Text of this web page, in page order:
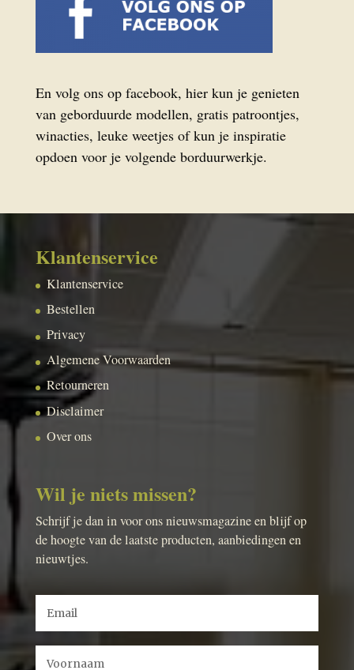
En volg ons op facebook, hier kun je genieten
van geborduurde modellen, gratis patroontjes,
winacties, leuke weetjes of kun je inspiratie
opdoen voor je volgende borduurwerkje.
Klantenservice
Klantenservice
Bestellen
Privacy
Algemene Voorwaarden
Retourneren
Disclaimer
Over ons
Wil je niets missen?
Schrijf je dan in voor ons nieuwsmagazine en blijf op
de hoogte van de laatste producten, aanbiedingen en
nieuwtjes.